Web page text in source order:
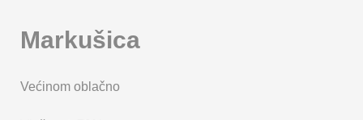
Markušica
Većinom oblačno